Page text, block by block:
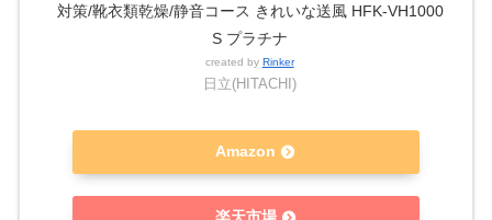
対策/靴衣類乾燥/静音コース きれいな送風 HFK-VH1000
S プラチナ
created by Rinker
日立(HITACHI)
Amazon